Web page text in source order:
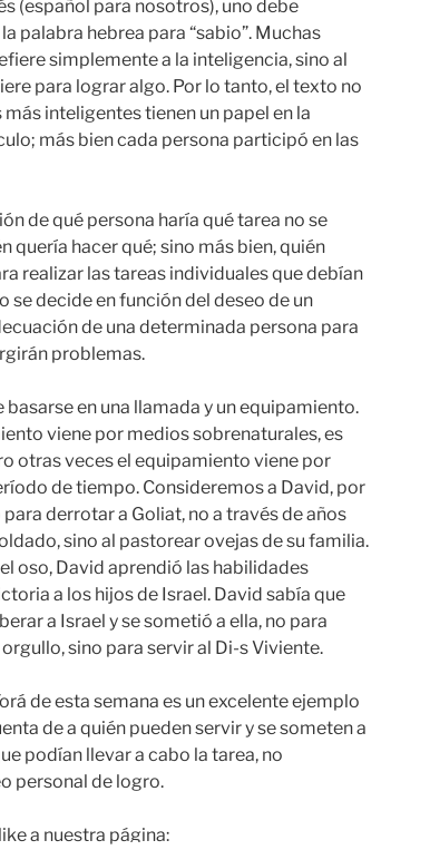
(español para nosotros), uno debe
palabra hebrea para “sabio”. Muchas
simplemente a la inteligencia, sino al
para lograr algo. Por lo tanto, el texto no
inteligentes tienen un papel en la
más bien cada persona participó en las
de qué persona haría qué tarea no se
quería hacer qué; sino más bien, quién
realizar las tareas individuales que debían
se decide en función del deseo de un
de una determinada persona para
problemas.
basarse en una llamada y un equipamiento.
viene por medios sobrenaturales, es
otras veces el equipamiento viene por
de tiempo. Consideremos a David, por
derrotar a Goliat, no a través de años
sino al pastorear ovejas de su familia.
oso, David aprendió las habilidades
a los hijos de Israel. David sabía que
a Israel y se sometió a ella, no para
sino para servir al Di-s Viviente.
de esta semana es un excelente ejemplo
de a quién pueden servir y se someten a
podían llevar a cabo la tarea, no
personal de logro.
a nuestra página: